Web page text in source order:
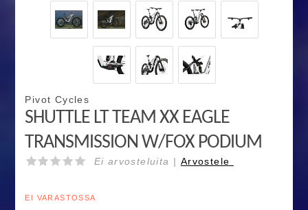
Pivot Cycles
SHUTTLE LT TEAM XX EAGLE
TRANSMISSION W/FOX PODIUM
Ei arvosteluita | Arvostele
EI VARASTOSSA